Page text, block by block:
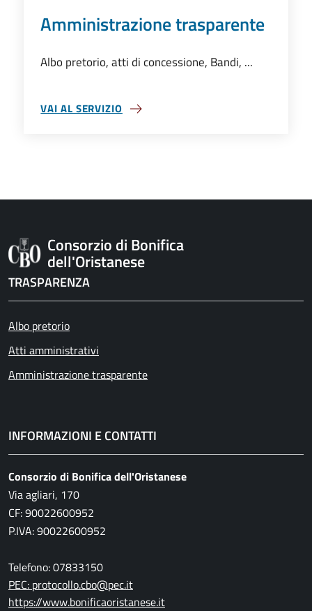
Amministrazione trasparente
Albo pretorio, atti di concessione, Bandi, ...
VAI AL SERVIZIO
AMMINISTRAZIONE TRASPARENTE
Consorzio di Bonifica
dell'Oristanese
TRASPARENZA
Albo pretorio
Atti amministrativi
Amministrazione trasparente
INFORMAZIONI E CONTATTI
Consorzio di Bonifica dell'Oristanese
Via agliari, 170
CF: 90022600952
P.IVA: 90022600952
Telefono: 07833150
PEC: protocollo.cbo@pec.it
https://www.bonificaoristanese.it